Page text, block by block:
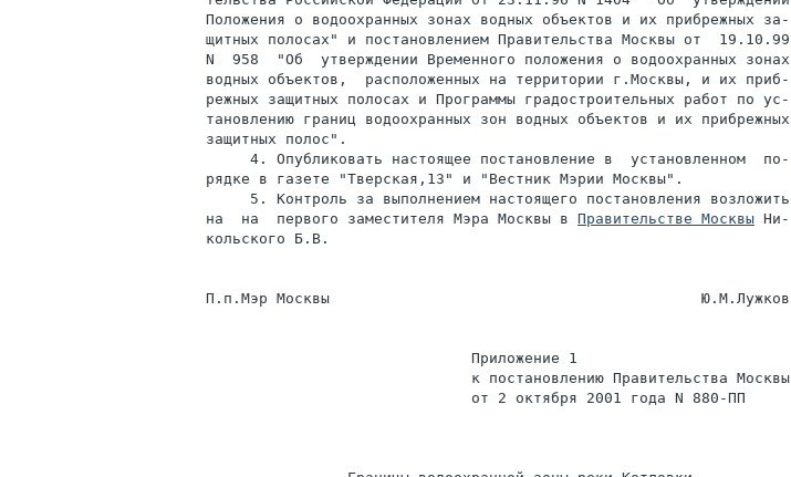
Положения о водоохранных зонах водных объектов и их прибрежных за-
щитных полосах" и постановлением Правительства Москвы от  19.10.99
N  958  "Об  утверждении Временного положения о водоохранных зонах
водных объектов,  расположенных на территории г.Москвы, и их приб-
режных защитных полосах и Программы градостроительных работ по ус-
тановлению границ водоохранных зон водных объектов и их прибрежных
защитных полос".
     4. Опубликовать настоящее постановление в  установленном  по-
рядке в газете "Тверская,13" и "Вестник Мэрии Москвы".
     5. Контроль за выполнением настоящего постановления возложить
на  на  первого заместителя Мэра Москвы в Правительстве Москвы Ни-
кольского Б.В.
П.п.Мэр Москвы                                          Ю.М.Лужков
                              Приложение 1
                              к постановлению Правительства Москвы
                              от 2 октября 2001 года N 880-ПП